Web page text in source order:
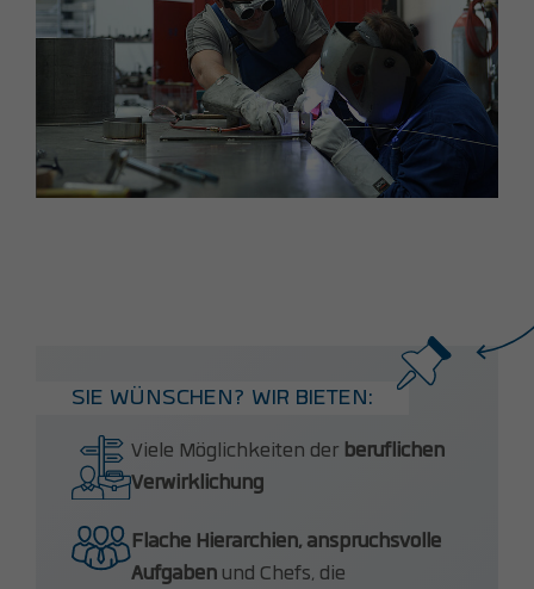
SIE WÜNSCHEN? WIR BIETEN:
Viele Möglichkeiten der beruflichen
Verwirklichung
Flache Hierarchien, anspruchsvolle
Aufgaben und Chefs, die